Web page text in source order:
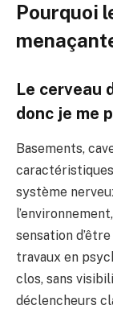
Pourquoi
Le cerveau
donc je me
Basements,
système
sensation
travaux en
clos, sans
déclencheurs